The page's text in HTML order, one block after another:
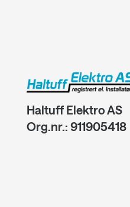
Haltuff Elektro AS
Org.nr.: 911905418